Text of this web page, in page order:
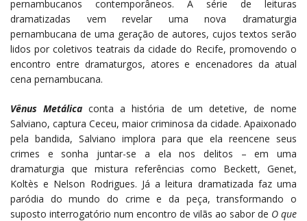
pernambucanos contemporâneos. A série de leituras
dramatizadas vem revelar uma nova dramaturgia
pernambucana de uma geração de autores, cujos textos serão
lidos por coletivos teatrais da cidade do Recife, promovendo o
encontro entre dramaturgos, atores e encenadores da atual
cena pernambucana.
Vênus Metálica conta a história de um detetive, de nome
Salviano, captura Ceceu, maior criminosa da cidade. Apaixonado
pela bandida, Salviano implora para que ela reencene seus
crimes e sonha juntar-se a ela nos delitos – em uma
dramaturgia que mistura referências como Beckett, Genet,
Koltès e Nelson Rodrigues. Já a leitura dramatizada faz uma
paródia do mundo do crime e da peça, transformando o
suposto interrogatório num encontro de vilãs ao sabor de O que